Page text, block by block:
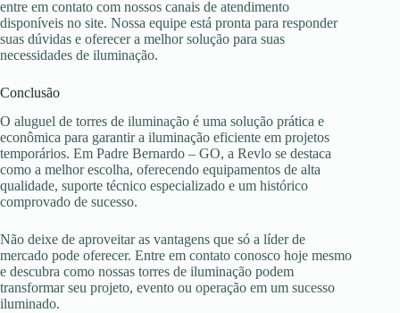
entre em contato com nossos canais de atendimento
disponíveis no site. Nossa equipe está pronta para responder
suas dúvidas e oferecer a melhor solução para suas
necessidades de iluminação.
Conclusão
O aluguel de torres de iluminação é uma solução prática e
econômica para garantir a iluminação eficiente em projetos
temporários. Em Padre Bernardo – GO, a Revlo se destaca
como a melhor escolha, oferecendo equipamentos de alta
qualidade, suporte técnico especializado e um histórico
comprovado de sucesso.
Não deixe de aproveitar as vantagens que só a líder de
mercado pode oferecer. Entre em contato conosco hoje mesmo
e descubra como nossas torres de iluminação podem
transformar seu projeto, evento ou operação em um sucesso
iluminado.